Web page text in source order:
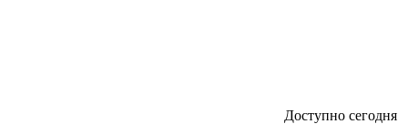
Доступно сегодня